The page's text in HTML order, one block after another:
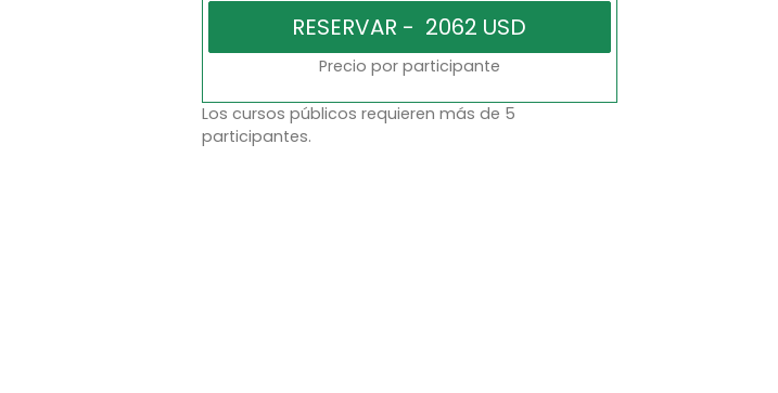
Precio por participante
Los cursos públicos requieren más de 5
participantes.